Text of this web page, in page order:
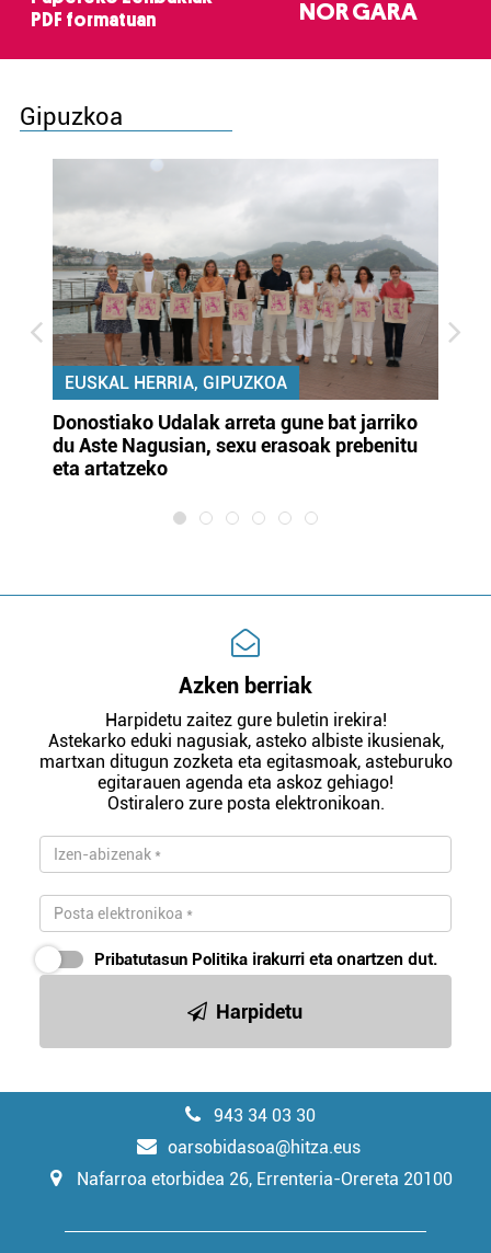
PDF formatuan
NOR GARA
Gipuzkoa
EUSKAL HERRIA, GIPUZKOA
Donostiako Udalak arreta gune bat jarriko
du Aste Nagusian, sexu erasoak prebenitu
eta artatzeko
Azken berriak
Harpidetu zaitez gure buletin irekira!
Astekarko eduki nagusiak, asteko albiste ikusienak,
martxan ditugun zozketa eta egitasmoak, asteburuko
egitarauen agenda eta askoz gehiago!
Ostiralero zure posta elektronikoan.
Pribatutasun Politika irakurri eta onartzen dut.
Harpidetu
943 34 03 30
oarsobidasoa@hitza.eus
Nafarroa etorbidea 26, Errenteria-Orereta 20100